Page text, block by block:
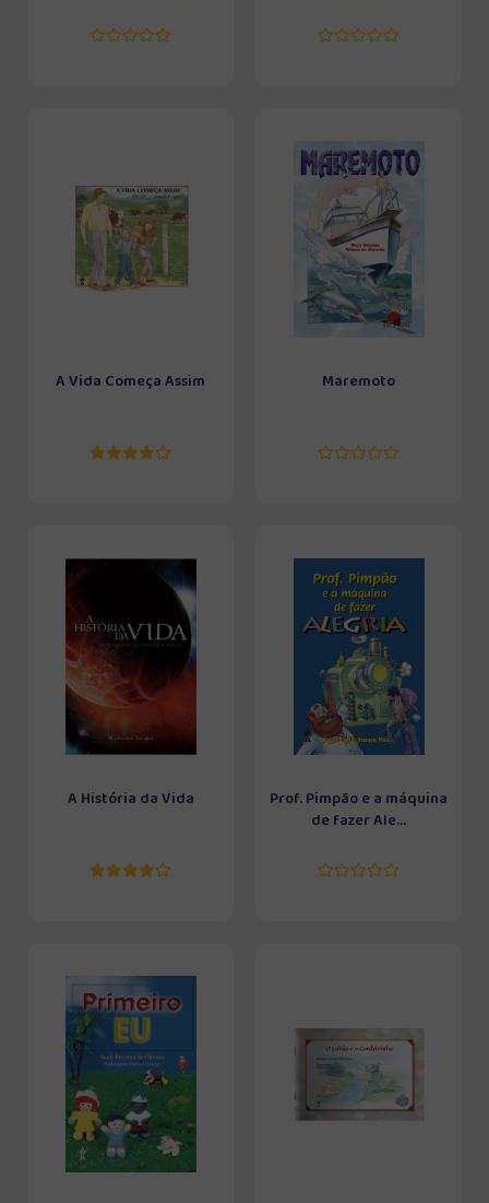
A Vida Começa Assim Maremoto
A História da Vida
Prof. Pimpão e a máquina
de fazer Ale...